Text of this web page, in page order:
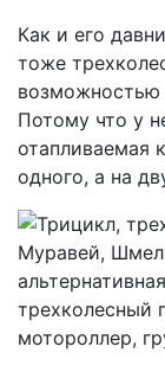
Как и его
тоже
возможностью
Потому что у
отапливаемая
одного, а на